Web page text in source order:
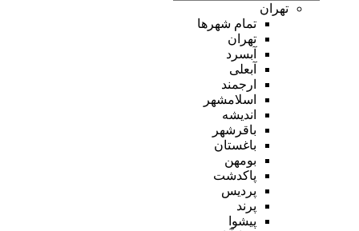
تهران
تمام شهر‌ها
تهران
آبسرد
آبعلی
ارجمند
اسلامشهر
اندیشه
باقرشهر
باغستان
بومهن
پاکدشت
پردیس
پرند
پیشوا